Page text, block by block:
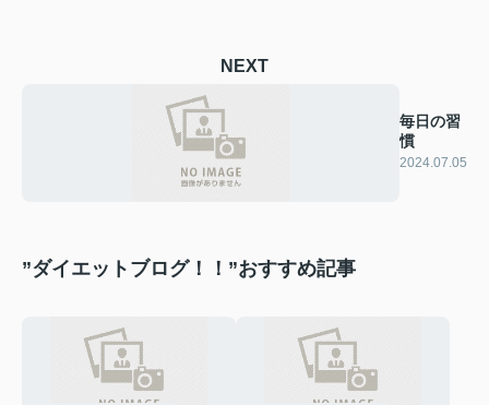
NEXT
毎日の習
慣
2024.07.05
”ダイエットブログ！！”おすすめ記事